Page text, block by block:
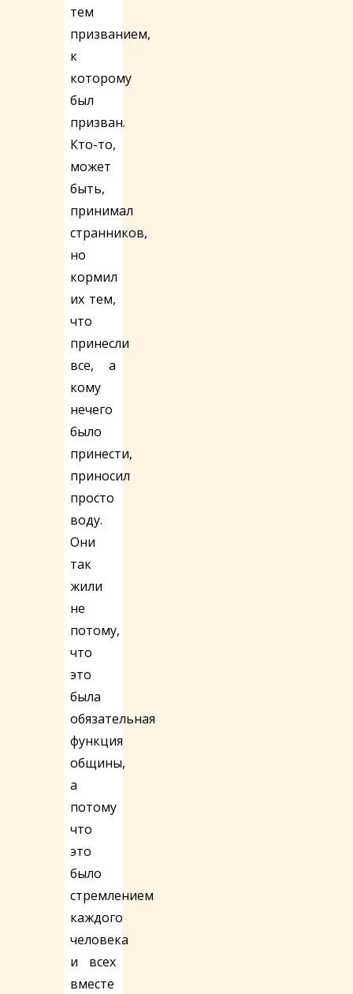
тем
призванием,
к
которому
был
призван.
Кто-то,
может
быть,
принимал
странников,
но
кормил
их тем,
что
принесли
все, а
кому
нечего
было
принести,
приносил
просто
воду.
Они
так
жили
не
потому,
что
это
была
обязательная
функция
общины,
а
потому
что
это
было
стремлением
каждого
человека
и всех
вместе